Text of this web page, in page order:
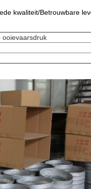
kwaliteit/Betrouwbare
ooievaarsdruk